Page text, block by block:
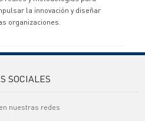
la innovación y diseñar
organizaciones.
SOCIALES
nuestras redes